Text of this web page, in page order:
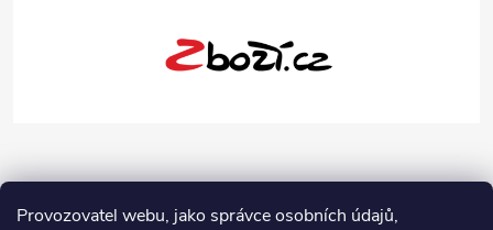
Provozovatel webu, jako správce osobních údajů,